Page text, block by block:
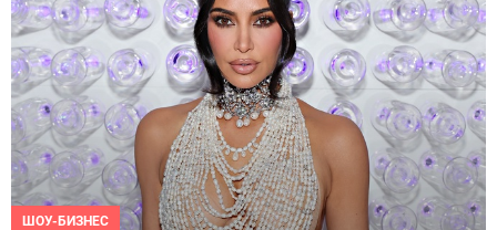
ШОУ-БИЗНЕС